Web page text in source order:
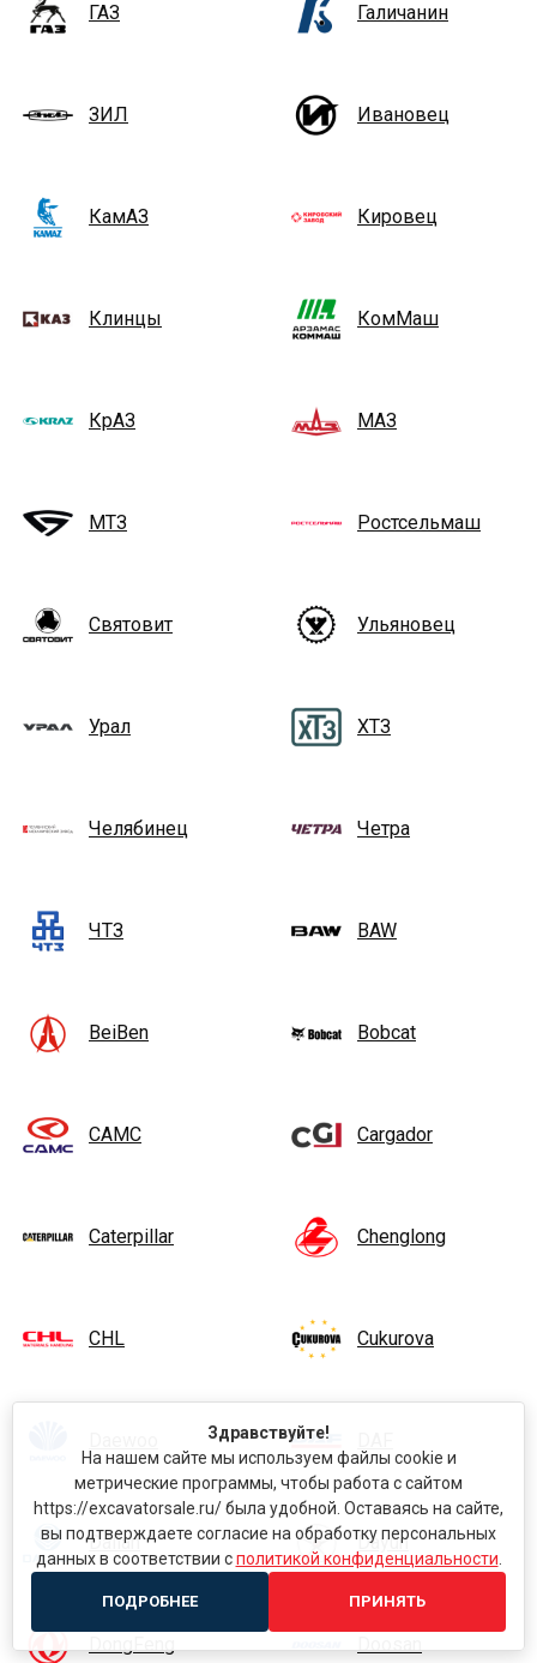
ГАЗ Галичанин
ЗИЛ Ивановец
КамАЗ Кировец
Клинцы КомМаш
КрАЗ МАЗ
МТЗ Ростсельмаш
Святовит Ульяновец
Урал ХТЗ
Челябинец Четра
ЧТЗ BAW
BeiBen Bobcat
CAMC Cargador
Caterpillar Chenglong
CHL Cukurova
Dalian Dayun
DongFeng Doosan
Здравствуйте!
На нашем сайте мы используем файлы cookie и
метрические программы, чтобы работа с сайтом
https://excavatorsale.ru/ была удобной. Оставаясь на сайте,
вы подтверждаете согласие на обработку персональных
данных в соответствии сполитикой конфиденциальности
ПОДРОБНЕЕ ПРИНЯТЬ